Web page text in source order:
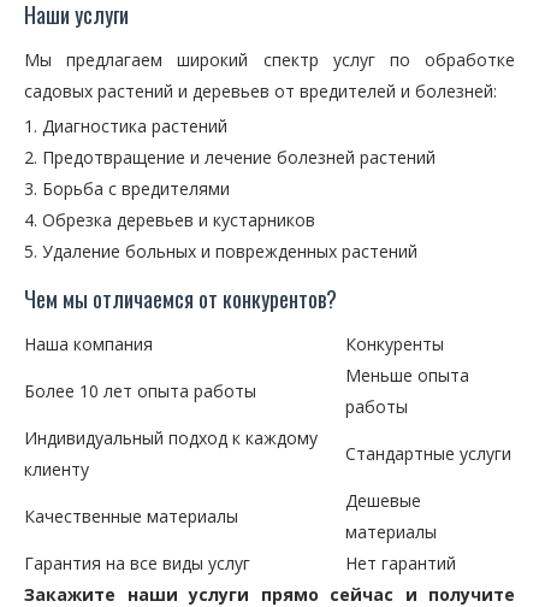
Наши услуги
Мы предлагаем широкий спектр услуг по обработке
садовых растений и деревьев от вредителей и болезней:
Диагностика растений
Предотвращение и лечение болезней растений
Борьба с вредителями
Обрезка деревьев и кустарников
Удаление больных и поврежденных растений
Чем мы отличаемся от конкурентов?
Наша компания Конкуренты
Более 10 лет опыта работы
Меньше опыта
работы
Индивидуальный подход к каждому
клиенту
Стандартные услуги
Качественные материалы
Дешевые
материалы
Гарантия на все виды услуг
Нет гарантий
Закажите наши услуги прямо сейчас и получите